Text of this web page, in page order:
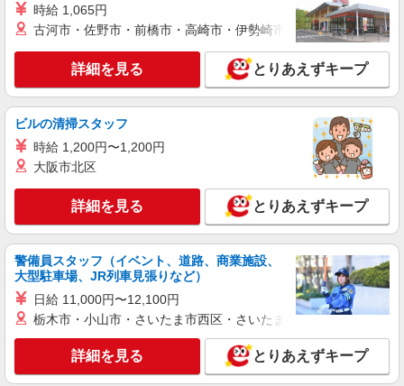
します。 ※AP評価制度：あり 年1回の評価によ
り時給を見直します。 ※アルバイト賞与（寸
志）：あり 年2回。勤続年数により金額UP。
イリーゼ東久留米 （東京都東久留米市中央町3
丁目12番14号）
キープ 詳細を見る
アルバイト
ケンタッキーフライドチキン イオンモール東久留米店
カウンター・キッチンスタッフ ＜優先募集日
時＞平日（月〜金） 11:00〜17:00
時給1250円 ＜高校生＞時給1230円
東京都東久留米市南沢5-17
キープ 詳細を見る
アルバイト パート
ケンタッキーフライドチキン イオンモール東久留米店
カウンター・キッチンスタッフ ＜優先募集日
時＞平日（月〜金） 11:00〜17:00
時給 1,065円
古河市・佐野市・前橋市・高崎市・伊勢崎市・太田市・館林市
詳細を見る とりあえずキープ
ビルの清掃スタッフ
時給 1,200円〜1,200円
大阪市北区
詳細を見る とりあえずキープ
警備員スタッフ（イベント、道路、商業施設、
大型駐車場、JR列車見張りなど）
日給 11,000円〜12,100円
栃木市・小山市・さいたま市西区・さいたま市岩槻区・久喜市・
詳細を見る とりあえずキープ